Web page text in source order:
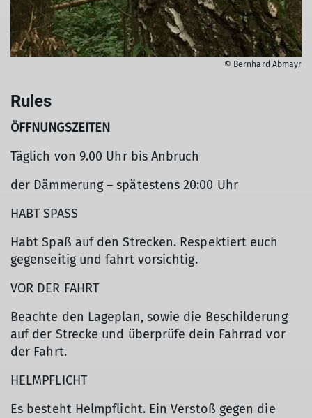
© Bernhard Abmayr
Rules
ÖFFNUNGSZEITEN
Täglich von 9.00 Uhr bis Anbruch
der Dämmerung – spätestens 20:00 Uhr
HABT SPASS
Habt Spaß auf den Strecken. Respektiert euch
gegenseitig und fahrt vorsichtig.
VOR DER FAHRT
Beachte den Lageplan, sowie die Beschilderung
auf der Strecke und überprüfe dein Fahrrad vor
der Fahrt.
HELMPFLICHT
Es besteht Helmpflicht. Ein Verstoß gegen die